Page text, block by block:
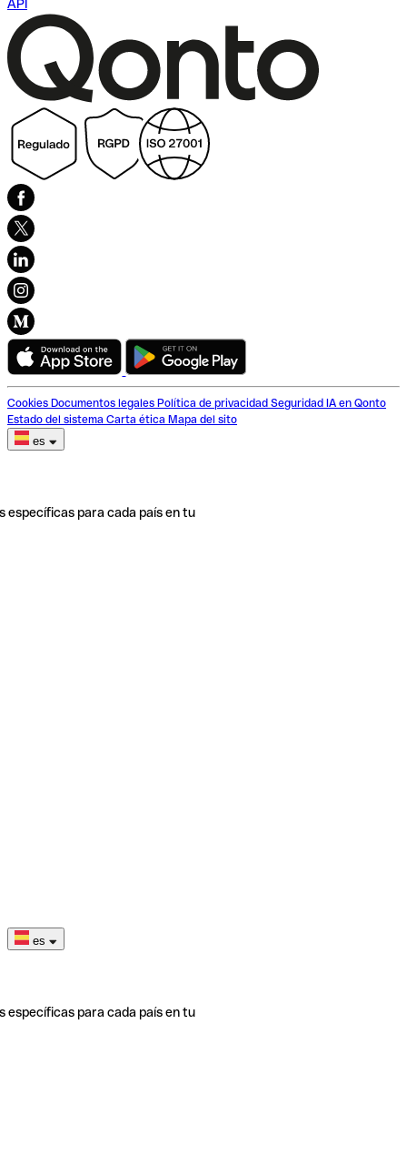
API
Cookies Documentos legales Política de privacidad Seguridad IA en Qonto
Estado del sistema Carta ética Mapa del sito
es
específicas para cada país en tu
es
específicas para cada país en tu